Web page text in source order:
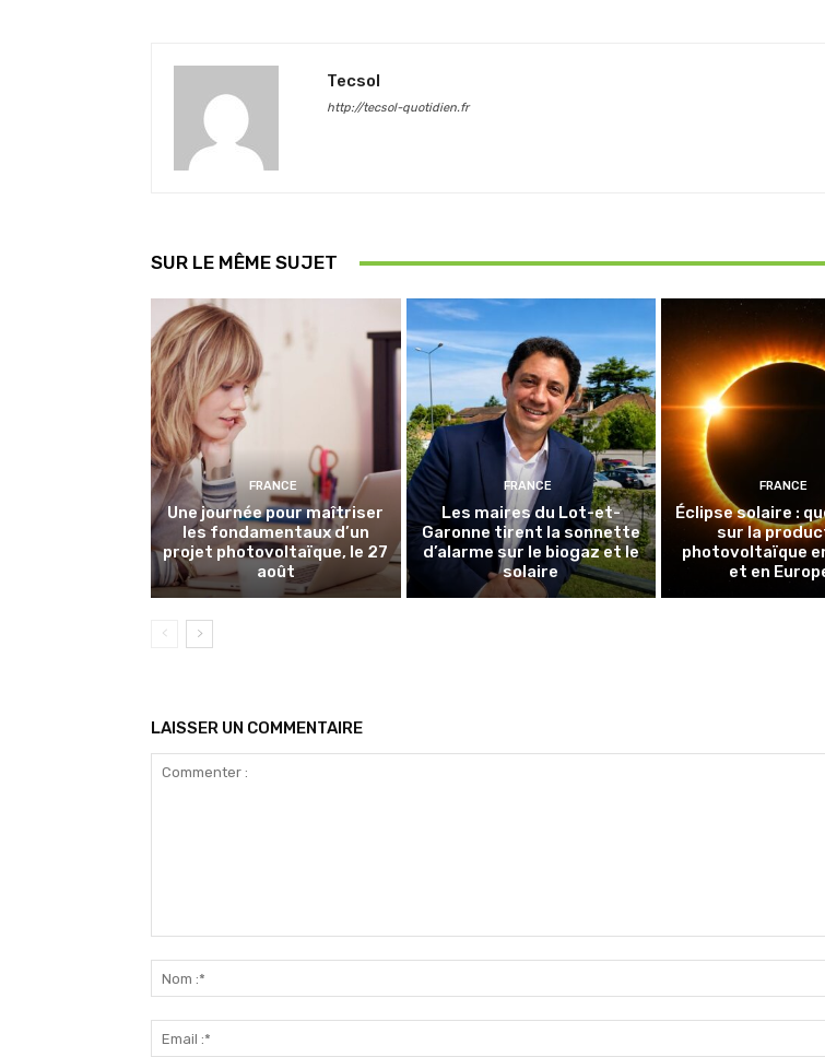
Tecsol
http://tecsol-quotidien.fr
SUR LE MÊME SUJET
FRANCE
Une journée pour maîtriser
les fondamentaux d’un
projet photovoltaïque, le 27
août
FRANCE
Les maires du Lot-et-
Garonne tirent la sonnette
d’alarme sur le biogaz et le
solaire
FRANCE
Éclipse solaire :
sur la
photovoltaïque
et en
LAISSER UN COMMENTAIRE